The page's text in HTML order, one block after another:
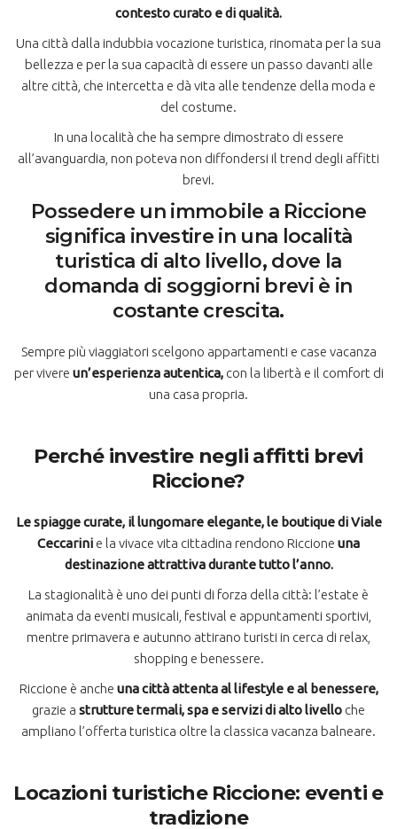
contesto curato e di qualità.
Una città dalla indubbia vocazione turistica, rinomata per la sua
bellezza e per la sua capacità di essere un passo davanti alle
altre città, che intercetta e dà vita alle tendenze della moda e
del costume.
In una località che ha sempre dimostrato di essere
all’avanguardia, non poteva non diffondersi il trend degli affitti
brevi.
Possedere un immobile a Riccione
significa investire in una località
turistica di alto livello, dove la
domanda di soggiorni brevi è in
costante crescita.
Sempre più viaggiatori scelgono appartamenti e case vacanza
per vivere un’esperienza autentica,con la libertà e il comfort di
una casa propria.
Perché investire negli affitti brevi
Riccione?
Le spiagge curate, il lungomare elegante, le boutique di Viale
Ceccarini e la vivace vita cittadina rendono Riccione una
destinazione attrattiva durante tutto l’anno.
La stagionalità è uno dei punti di forza della città: l’estate è
animata da eventi musicali, festival e appuntamenti sportivi,
mentre primavera e autunno attirano turisti in cerca di relax,
shopping e benessere.
Riccione è anche una città attenta al lifestyle e al benessere,
grazie a strutture termali, spa e servizi di alto livello che
ampliano l’offerta turistica oltre la classica vacanza balneare.
Locazioni turistiche Riccione: eventi e
tradizione